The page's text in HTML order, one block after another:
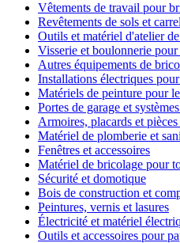
Vêtements de travail pour
Revêtements de sols et
Outils et matériel d'atelier
Visserie et boulonnerie
Autres équipements de
Installations électriques
Matériels de peinture pour
Portes de garage et
Armoires, placards et
Matériel de plomberie et
Fenêtres et accessoires
Matériel de bricolage pour
Sécurité et domotique
Bois de construction et
Peintures, vernis et lasures
Électricité et matériel
Outils et accessoires pour